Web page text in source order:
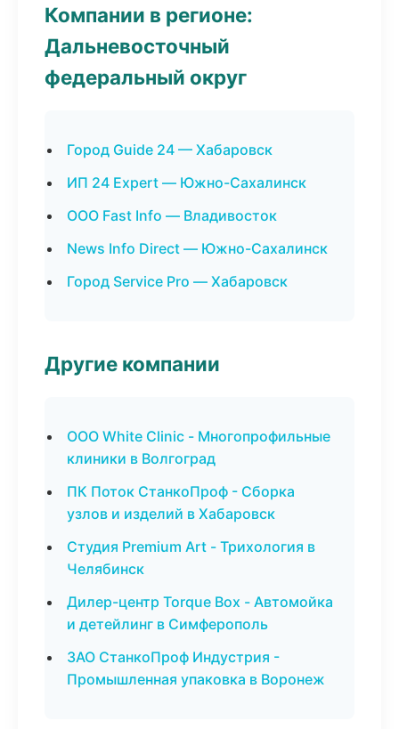
Компании в регионе:
Дальневосточный
федеральный округ
Город Guide 24 — Хабаровск
ИП 24 Expert — Южно-Сахалинск
ООО Fast Info — Владивосток
News Info Direct — Южно-Сахалинск
Город Service Pro — Хабаровск
Другие компании
ООО White Clinic - Многопрофильные
клиники в Волгоград
ПК Поток СтанкоПроф - Сборка
узлов и изделий в Хабаровск
Студия Premium Art - Трихология в
Челябинск
Дилер-центр Torque Box - Автомойка
и детейлинг в Симферополь
ЗАО СтанкоПроф Индустрия -
Промышленная упаковка в Воронеж